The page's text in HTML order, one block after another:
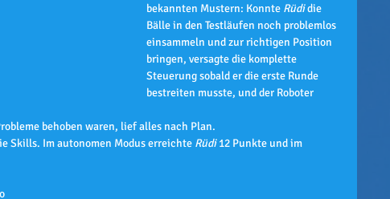
bekannten Mustern: Konnte Rüdi die
Bälle in den Testläufen noch problemlos
einsammeln und zur richtigen Position
bringen, versagte die komplette
Steuerung sobald er die erste Runde
bestreiten musste, und der Roboter
behoben waren, lief alles nach Plan.
Skills. Im autonomen Modus erreichte Rüdi 12 Punkte und im